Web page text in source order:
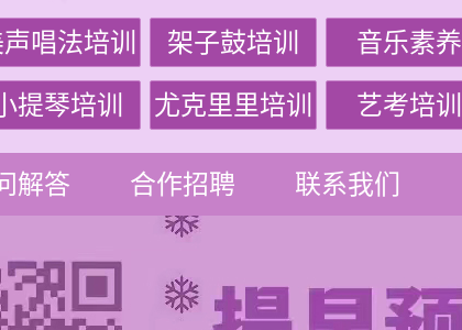
唱法培训 架子鼓培训 音乐素养
提琴培训 尤克里里培训 艺考培训
解答 合作招聘 联系我们